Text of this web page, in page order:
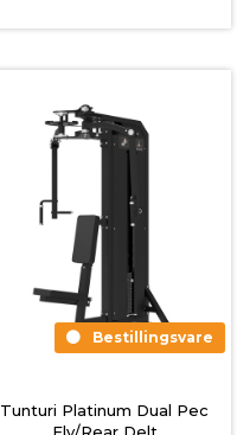
Bestillingsvare
Tunturi Platinum Dual Pec